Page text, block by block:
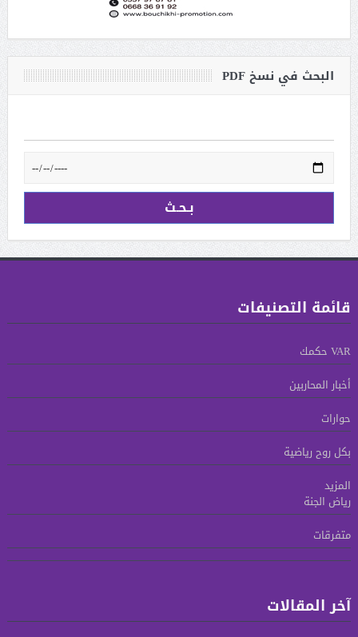
البحث في نسخ PDF
قائمة التصنيفات
VAR حكمك
أخبار المحاربين
حوارات
بكل روح رياضية
المزيد
رياض الجنة
متفرقات
آخر المقالات